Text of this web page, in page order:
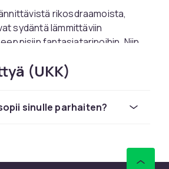
rikosdraamoista,
sydäntä lämmittäviin
fantasiatarinoihin. Niin
se tarkoittaa myös sitä, että
aina jotakin! Halusitpa sitten
aiheeseen, löydät
(UKK)
sinulle parhaiten?